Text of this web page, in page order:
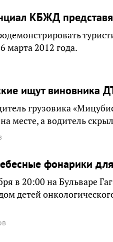
КБЖД
марта 2012 года.
ищут виновника
грузовика
месте, а водитель
фонарики
в 20:00 на Бульваре
детей